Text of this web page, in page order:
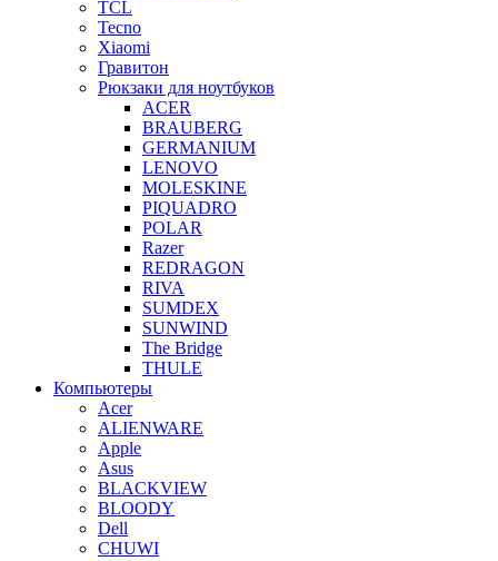
TCL
Tecno
Xiaomi
Гравитон
Рюкзаки для ноутбуков
ACER
BRAUBERG
GERMANIUM
LENOVO
MOLESKINE
PIQUADRO
POLAR
Razer
REDRAGON
RIVA
SUMDEX
SUNWIND
The Bridge
THULE
Компьютеры
Acer
ALIENWARE
Apple
Asus
BLACKVIEW
BLOODY
Dell
CHUWI